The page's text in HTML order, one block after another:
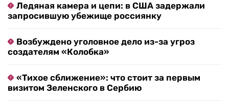
Ледяная камера и цепи: в США задержали
запросившую убежище россиянку
Возбуждено уголовное дело из-за угроз
создателям «Колобка»
«Тихое сближение»: что стоит за первым
визитом Зеленского в Сербию